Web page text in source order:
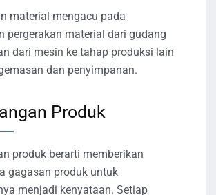
material mengacu pada
pergerakan material dari gudang
dari mesin ke tahap produksi lain
dan penyimpanan.
Produk
produk berarti memberikan
gagasan produk untuk
menjadi kenyataan. Setiap